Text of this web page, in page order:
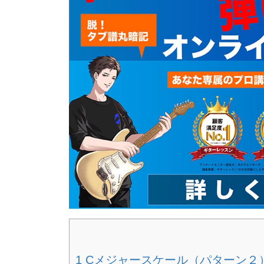
1 Cメジャースケール（パターン２